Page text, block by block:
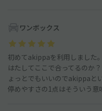
ワンボックス
初めてakippaを利用しました。
はたしてここで合ってるのか
ょっとでもいいのでakippaと
停めやすさの1点はそういう意